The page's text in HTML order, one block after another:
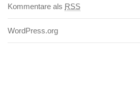
Kommentare als RSS
WordPress.org